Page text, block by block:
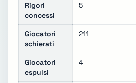
Rigori
concessi
5
Giocatori
schierati
211
Giocatori
espulsi
4